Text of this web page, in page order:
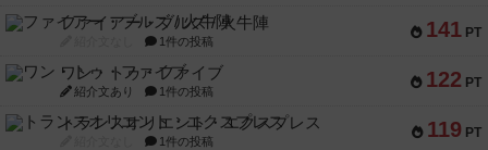
141 PT
ファイアー・ブルズ / 火牛陣
1件の投稿
122 PT
ワン・トゥ・ファイブ
紹介文あり 1件の投稿
119 PT
トランスオリエント・エクスプレス
1件の投稿